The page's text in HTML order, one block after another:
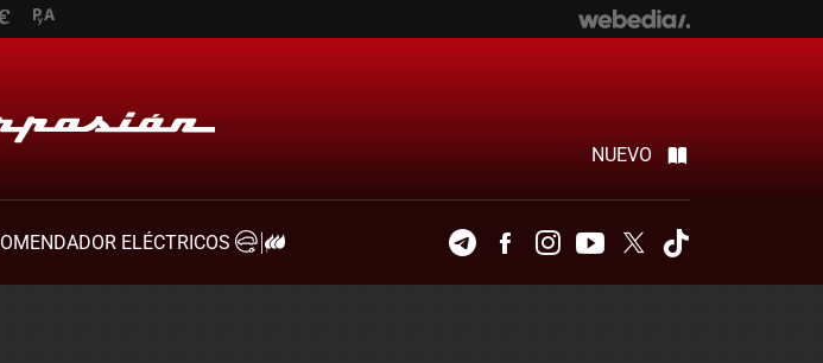
NUEVO
ELÉCTRICOS
TelegramFacebookInstagramYoutubeTwitter